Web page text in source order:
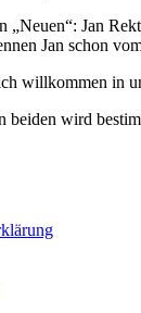
„Neuen“: Jan
Jan schon
willkommen in
beiden wird